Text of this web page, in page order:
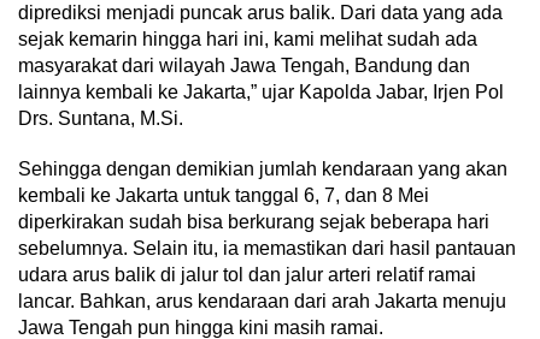
diprediksi menjadi puncak arus balik. Dari data yang ada
sejak kemarin hingga hari ini, kami melihat sudah ada
masyarakat dari wilayah Jawa Tengah, Bandung dan
lainnya kembali ke Jakarta,” ujar Kapolda Jabar, Irjen Pol
Drs. Suntana, M.Si.
Sehingga dengan demikian jumlah kendaraan yang akan
kembali ke Jakarta untuk tanggal 6, 7, dan 8 Mei
diperkirakan sudah bisa berkurang sejak beberapa hari
sebelumnya. Selain itu, ia memastikan dari hasil pantauan
udara arus balik di jalur tol dan jalur arteri relatif ramai
lancar. Bahkan, arus kendaraan dari arah Jakarta menuju
Jawa Tengah pun hingga kini masih ramai.